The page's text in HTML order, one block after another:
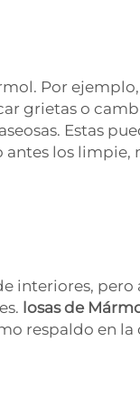
Por
grietas o
Estas
los limpie,
losas de
respaldo en